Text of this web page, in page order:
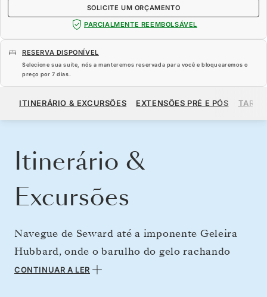
SOLICITE UM ORÇAMENTO
PARCIALMENTE REEMBOLSÁVEL
RESERVA DISPONÍVEL
Selecione sua suíte, nós a manteremos reservada para você e bloquearemos o
preço por 7 dias.
A PARTIR DE US$ 4.720
ITINERÁRIO & EXCURSÕES EXTENSÕES PRÉ E PÓS
Itinerário &
Excursões
Navegue de Seward até a imponente Geleira
Hubbard, onde o barulho do gelo rachando
rompe o silêncio ao desprender na baía.
CONTINUAR A LER